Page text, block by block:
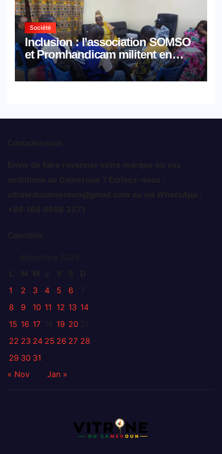
Société
Inclusion : l’association SOMSO
et Promhandicam militent en
faveur d’une réforme des
formations en hôtellerie-
1
2 3 4 5 6
8
9 10 11 12 13 14
15 16 17 19 20
22 23 24 25 26 27 28
29 30 31
« Nov
Jan »